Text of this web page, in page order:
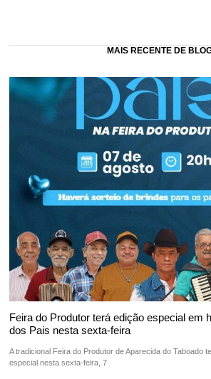
MAIS RECENTE DE
Feira do Produtor terá edição especial em
dos Pais nesta sexta-feira
A tradicional Feira do Produtor de Aparecida do Taboado
especial nesta sexta-feira, 7